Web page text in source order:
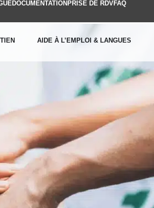
DOCUMENTATION PRISE DE RDVFAQ
AIDE À L’EMPLOI & LANGUES